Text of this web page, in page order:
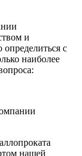
и
с
наиболее
нашей